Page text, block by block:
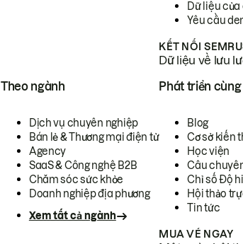
Dữ liệu
Yêu cầu
KẾT NỐI
Dữ liệu về lưu
Theo ngành
Dịch vụ chuyên nghiệp
Bán lẻ & Thương mại điện tử
Agency
SaaS & Công nghệ B2B
Chăm sóc sức khỏe
Doanh nghiệp địa phương
Xem tất cả ngành
Phát triển
Blog
Cơ sở kiến
Học viện
Câu
Chỉ số Độ
Hội thảo
Tin tức
MUA VÉ NGAY